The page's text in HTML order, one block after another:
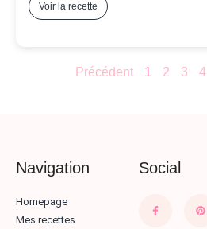
Voir la recette
Précédent 1 2 3 4
Navigation
Homepage
Mes recettes
Social